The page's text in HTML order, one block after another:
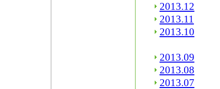
2013.12
2013.11
2013.10
2013.09
2013.08
2013.07